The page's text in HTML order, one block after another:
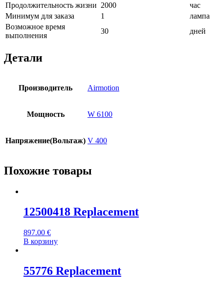
Продолжительность жизни 2000
час
Минимум для заказа
1
лампа
Возможное время
выполнения
30 дней
Детали
Производитель Airmotion
Мощность W 6100
Напряжение(Вольтаж) V 400
Похожие товары
12500418 Replacement
897.00 €
В корзину
55776 Replacement